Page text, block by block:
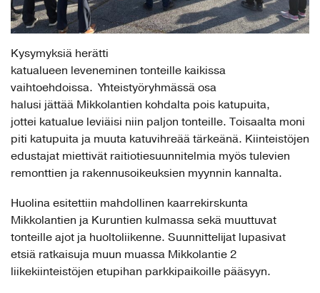
Kysymyksiä herätti
katualueen leveneminen tonteille kaikissa
vaihtoehdoissa. Yhteistyöryhmässä osa
halusi jättää Mikkolantien kohdalta pois katupuita,
jottei katualue leviäisi niin paljon tonteille. Toisaalta moni
piti katupuita ja muuta katuvihreää tärkeänä. Kiinteistöjen
edustajat miettivät raitiotiesuunnitelmia myös tulevien
remonttien ja rakennusoikeuksien myynnin kannalta.
Huolina esitettiin mahdollinen kaarrekirskunta
Mikkolantien ja Kuruntien kulmassa sekä muuttuvat
tonteille ajot ja huoltoliikenne. Suunnittelijat lupasivat
etsiä ratkaisuja muun muassa Mikkolantie 2
liikekiinteistöjen etupihan parkkipaikoille pääsyyn.